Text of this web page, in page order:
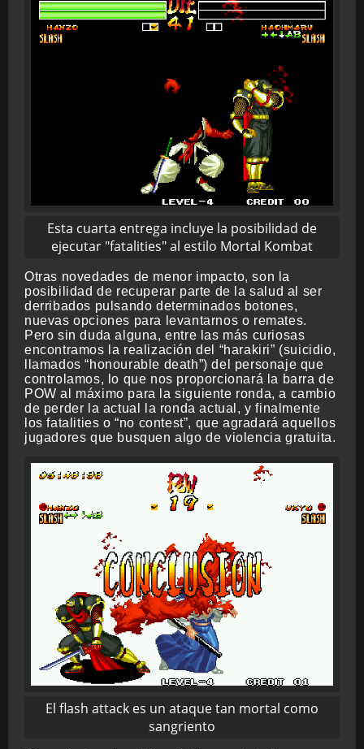
Esta cuarta entrega incluye la posibilidad de
ejecutar "fatalities" al estilo Mortal Kombat
Otras novedades de menor impacto, son la
posibilidad de recuperar parte de la salud al ser
derribados pulsando determinados botones,
nuevas opciones para levantarnos o remates.
Pero sin duda alguna, entre las más curiosas
encontramos la realización del “harakiri” (suicidio,
llamados “honourable death”) del personaje que
controlamos, lo que nos proporcionará la barra de
POW al máximo para la siguiente ronda, a cambio
de perder la actual la ronda actual, y finalmente
los fatalities o “no contest”, que agradará aquellos
jugadores que busquen algo de violencia gratuita.
El flash attack es un ataque tan mortal como
sangriento